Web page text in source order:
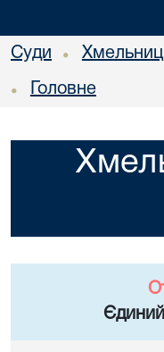
Суди •
• Головне